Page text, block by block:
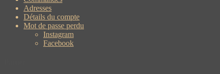
Adresses
Détails du compte
Mot de passe perdu
Instagram
Facebook